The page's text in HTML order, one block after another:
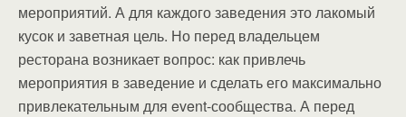
мероприятий. А для каждого заведения это лакомый
кусок и заветная цель. Но перед владельцем
ресторана возникает вопрос: как привлечь
мероприятия в заведение и сделать его максимально
привлекательным для event-сообщества. А перед